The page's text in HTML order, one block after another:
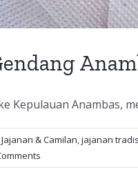
Kepulauan Anambas,
Jajanan & Camilan,jajanan